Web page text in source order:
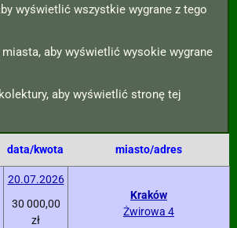
wyświetlić wszystkie wygrane z tego
aby wyświetlić wysokie wygrane
aby wyświetlić stronę tej
data/kwota miasto/adres
20.07.2026
30 000,00
zł
Kraków
Żwirowa 4